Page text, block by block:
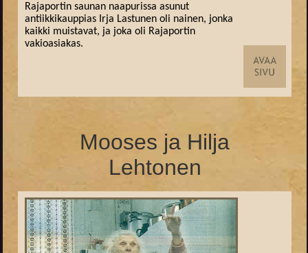
Rajaportin saunan naapurissa asunut
antiikkikauppias Irja Lastunen oli nainen, jonka
kaikki muistavat, ja joka oli Rajaportin
vakioasiakas.
Mooses ja Hilja
Lehtonen